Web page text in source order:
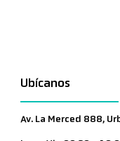
Ubícanos
Av. La Merced 888,